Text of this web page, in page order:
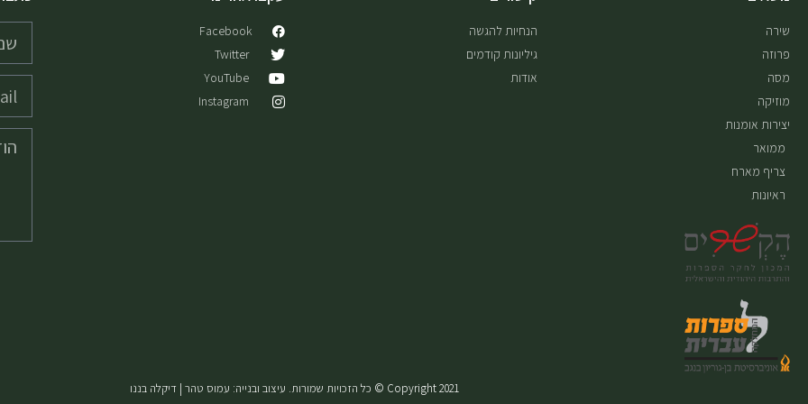
שירה
פרוזה
מסה
מוזיקה
יצירות אומנות
ממואר
צריף מארח
ראיונות
הנחיות להגשה
גיליונות קודמים
אודות
Facebook
Twitter
YouTube
Instagram
Copyright 2021 © כל הזכויות שמורות. עיצוב ובנייה: עמוס טהר | דיקלה בננו